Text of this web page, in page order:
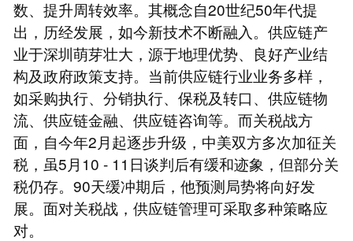
数、提升周转效率。其概念自20世纪50年代提
出，历经发展，如今新技术不断融入。供应链产
业于深圳萌芽壮大，源于地理优势、良好产业结
构及政府政策支持。当前供应链行业业务多样，
如采购执行、分销执行、保税及转口、供应链物
流、供应链金融、供应链咨询等。而关税战方
面，自今年2月起逐步升级，中美双方多次加征关
税，虽5月10 - 11日谈判后有缓和迹象，但部分关
税仍存。90天缓冲期后，他预测局势将向好发
展。面对关税战，供应链管理可采取多种策略应
对。